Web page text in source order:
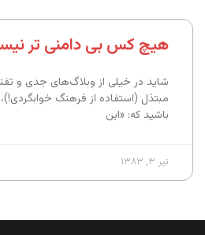
هیچ کس بی‌ دامنی تر
شاید در خیلی از وبلاگ‌های جدی و
مبتذل (استفاده از فرهنگ
باشید که: «این
تیر ۳, ۱۳۸۳